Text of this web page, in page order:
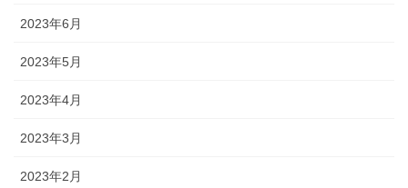
2023年6月
2023年5月
2023年4月
2023年3月
2023年2月